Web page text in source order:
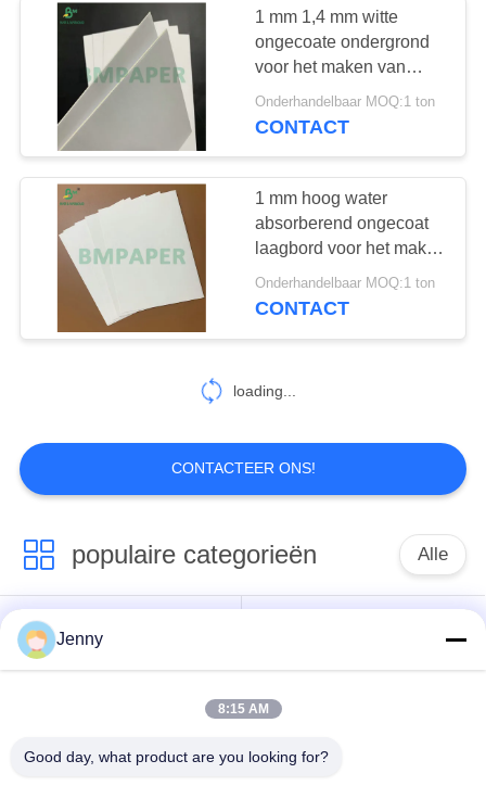
1 mm 1,4 mm witte
ongecoate ondergrond
voor het maken van
hotelpapierondergrond
Onderhandelbaar MOQ:1 ton
CONTACT
1 mm hoog water
absorberend ongecoat
laagbord voor het maken
van bierlaagplaten
Onderhandelbaar MOQ:1 ton
CONTACT
loading...
CONTACTEER ONS!
populaire categorieën Alle
wit kraftpapier-
document
PE met een laag
Jenny
8:15 AM
Good day, what product are you looking for?